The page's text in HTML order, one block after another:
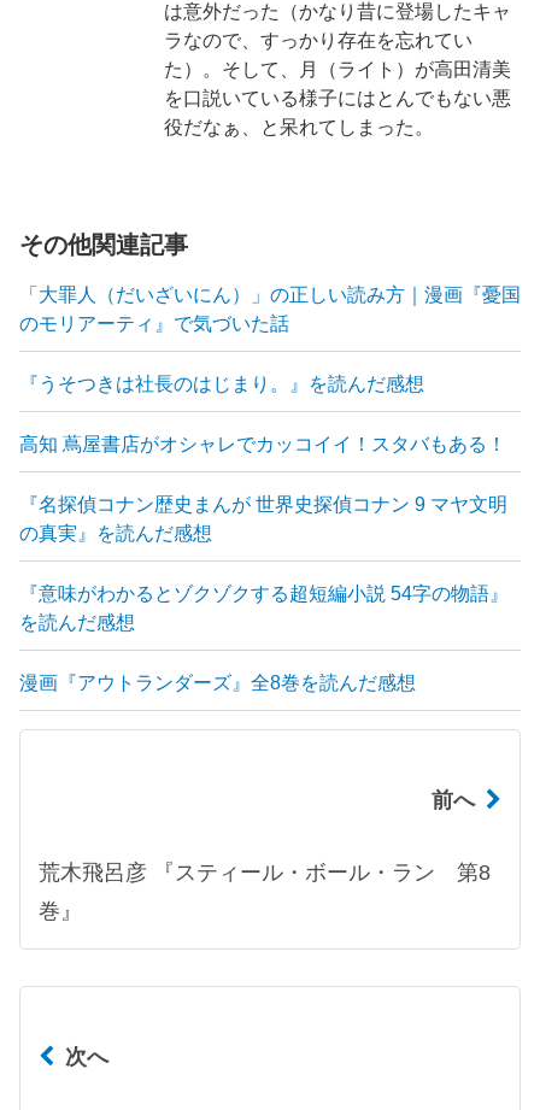
は意外だった（かなり昔に登場したキャ
ラなので、すっかり存在を忘れてい
た）。そして、月（ライト）が高田清美
を口説いている様子にはとんでもない悪
役だなぁ、と呆れてしまった。
その他関連記事
「大罪人（だいざいにん）」の正しい読み方｜漫画『憂国
のモリアーティ』で気づいた話
『うそつきは社長のはじまり。』を読んだ感想
高知 蔦屋書店がオシャレでカッコイイ！スタバもある！
『名探偵コナン歴史まんが 世界史探偵コナン 9 マヤ文明
の真実』を読んだ感想
『意味がわかるとゾクゾクする超短編小説 54字の物語』
を読んだ感想
漫画『アウトランダーズ』全8巻を読んだ感想
前へ
荒木飛呂彦 『スティール・ボール・ラン 第8
巻』
次へ